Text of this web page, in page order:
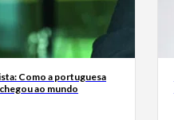
Como a portuguesa
ao mundo